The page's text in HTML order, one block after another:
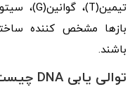
باشند.
توالی یابیDNA